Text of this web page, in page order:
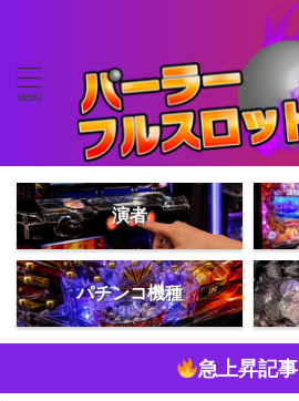
演者
パチンコ機種
急上昇記事